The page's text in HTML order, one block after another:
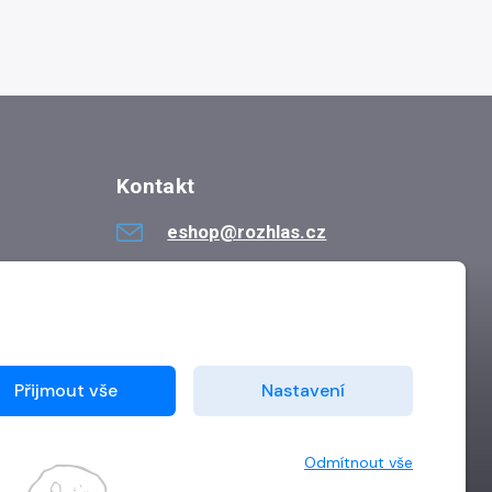
Kontakt
eshop@rozhlas.cz
Přijmout vše Nastavení
Odmítnout vše